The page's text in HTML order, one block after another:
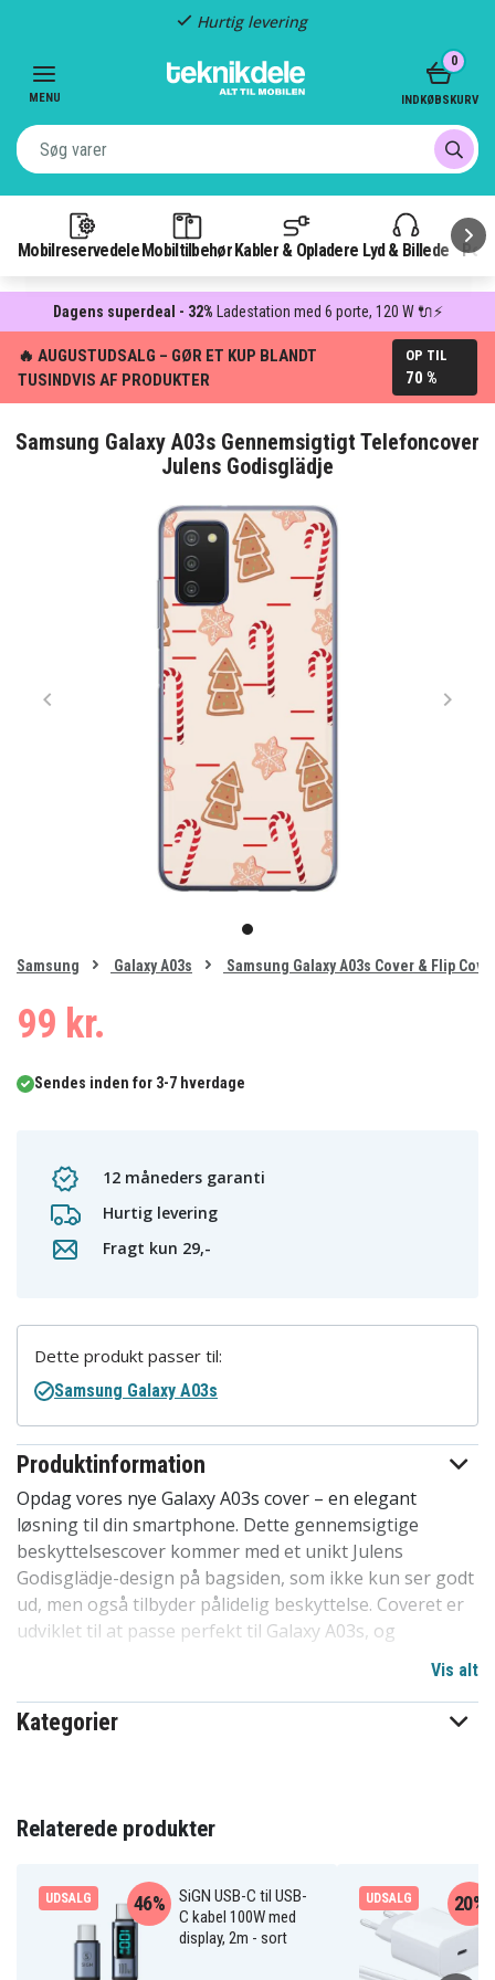
Hurtig levering
MENU
Mobilreservedele Mobiltilbehør Kabler & Opladere Lyd & Billede
0
INDKØBSKURV
Dagens superdeal - 32% Ladestation med 6 porte, 120 W 🔌⚡
🔥 AUGUSTUDSALG – GØR ET KUP BLANDT
TUSINDVIS AF PRODUKTER
OP TIL
70 %
Samsung Galaxy A03s Gennemsigtigt Telefoncover
Julens Godisglädje
item
0
of
Samsung Galaxy A03s Samsung Galaxy A03s Cover & Flip
99 kr.
Sendes inden for 3-7 hverdage
12 måneders garanti
Hurtig levering
Fragt kun 29,-
Produktinformation
Opdag vores nye Galaxy A03s cover – en elegant
løsning til din smartphone. Dette gennemsigtige
beskyttelsescover kommer med et unikt Julens
Godisglädje-design på bagsiden, som ikke kun ser godt
ud, men også tilbyder pålidelig beskyttelse. Coveret er
udviklet til at passe perfekt til Galaxy A03s, og
Vores design er fri for skarpe kanter og nemt at
montere eller fjerne fra din mobil, uden risiko for ridser
overkommelig pris, dette cover står stærkt i
konkurrencen. Et fremragende valg til at beskytte
tilpasset til Galaxy A03s.
Produktdetaljer:
Vis alt
Kategorier
Dette produkt passer til:
Samsung Galaxy A03s
Relaterede produkter
UDSALG
SiGN USB-C til USB-
C kabel 100W med
display, 2m - sort
46% UDSALG 20%